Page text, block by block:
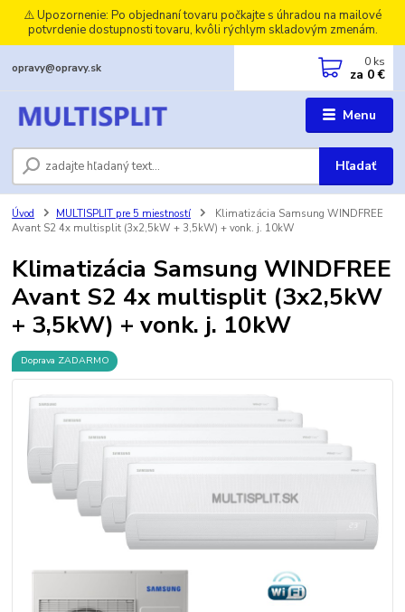
⚠️ Upozornenie: Po objednaní tovaru počkajte s úhradou na mailové
potvrdenie dostupnosti tovaru, kvôli rýchlym skladovým zmenám.
Menu
Hľadať
opravy@opravy.sk 0 ks
za 0 €
Úvod MULTISPLIT pre 5 miestností
Klimatizácia Samsung WINDFREE
Avant S2 4x multisplit (3x2,5kW + 3,5kW) + vonk. j. 10kW
Klimatizácia Samsung WINDFREE
Avant S2 4x multisplit (3x2,5kW
+ 3,5kW) + vonk. j. 10kW
Doprava ZADARMO